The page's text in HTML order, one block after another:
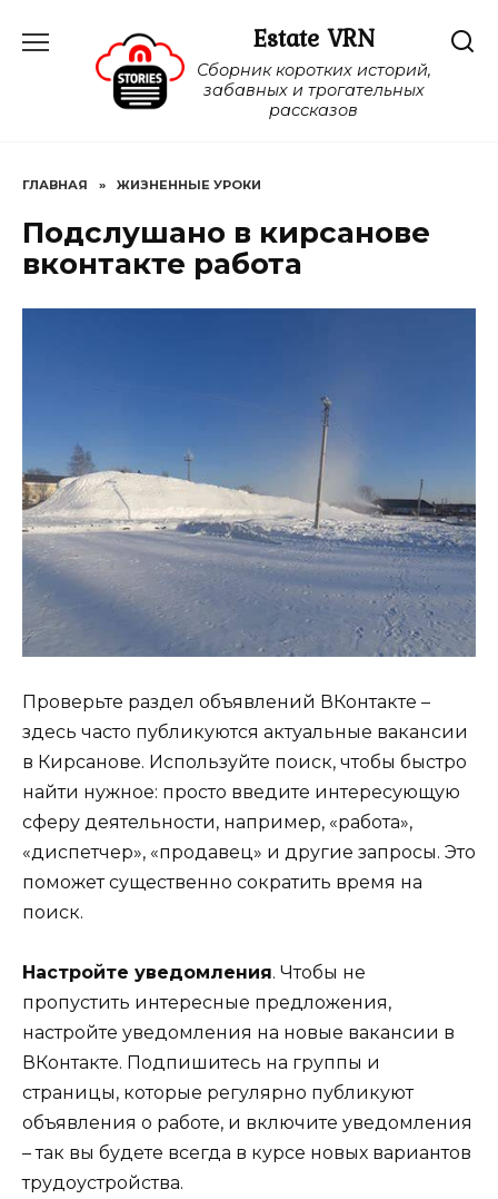
содержанию
Estate VRN
Сборник коротких историй,
забавных и трогательных
рассказов
ГЛАВНАЯ » ЖИЗНЕННЫЕ УРОКИ
Подслушано в кирсанове
вконтакте работа
Проверьте раздел объявлений ВКонтакте –
здесь часто публикуются актуальные вакансии
в Кирсанове. Используйте поиск, чтобы быстро
найти нужное: просто введите интересующую
сферу деятельности, например, «работа»,
«диспетчер», «продавец» и другие запросы. Это
поможет существенно сократить время на
поиск.
Настройте уведомления. Чтобы не
пропустить интересные предложения,
настройте уведомления на новые вакансии в
ВКонтакте. Подпишитесь на группы и
страницы, которые регулярно публикуют
объявления о работе, и включите уведомления
– так вы будете всегда в курсе новых вариантов
трудоустройства.